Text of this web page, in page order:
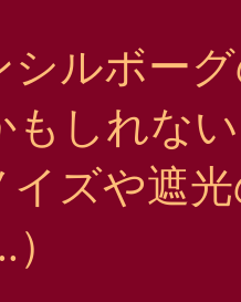
ルボー
もしれな
遮光の